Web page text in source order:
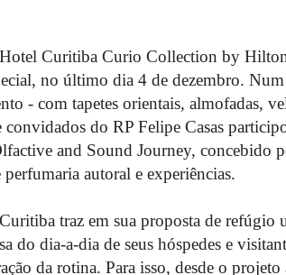
Curitiba Curio Collection by
no último dia 4 de dezembro.
- com tapetes orientais, almofadas,
convidados do RP Felipe Casas
and Sound Journey, concebido
perfumaria autoral e experiências.
traz em sua proposta de refúgio
do dia-a-dia de seus hóspedes e
da rotina. Para isso, desde o